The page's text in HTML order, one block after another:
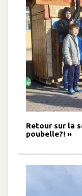
Retour sur la
poubelle?! »